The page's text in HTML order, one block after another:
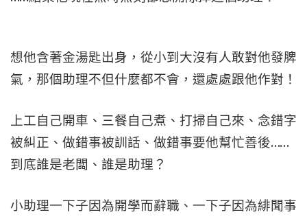
想他含著金湯匙出身，從小到大沒有人敢對他發脾
氣，那個助理不但什麼都不會，還處處跟他作對！
上工自己開車、三餐自己煮、打掃自己來、念錯字
被糾正、做錯事被訓話、做錯事要他幫忙善後……
到底誰是老闆、誰是助理？
小助理一下子因為開學而辭職、一下子因為緋聞事